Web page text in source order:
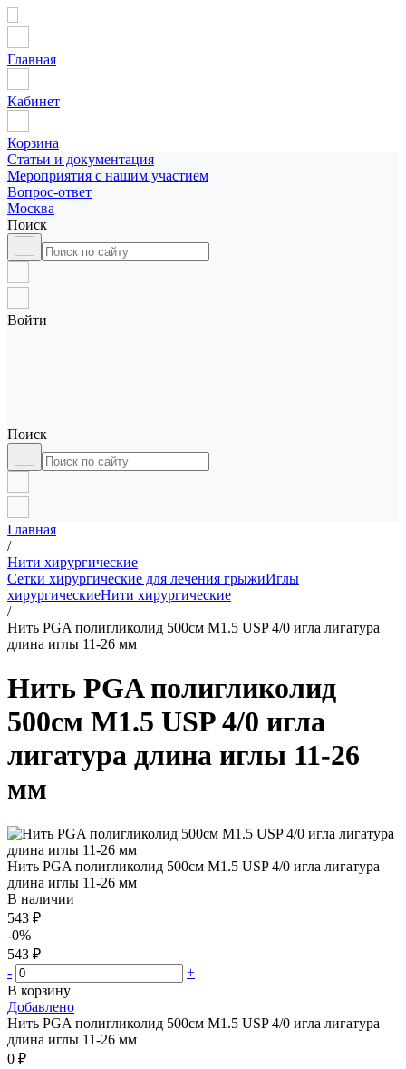
Главная
Кабинет
Корзина
Статьи и документация
Мероприятия с нашим участием
Вопрос-ответ
Москва
Поиск
Войти
Поиск
Главная
/
Нити хирургические
Сетки хирургические для лечения грыжиИглы
хирургическиеНити хирургические
/
Нить PGA полигликолид 500см М1.5 USP 4/0 игла лигатура
длина иглы 11-26 мм
Нить PGA полигликолид
500см М1.5 USP 4/0 игла
лигатура длина иглы 11-26
мм
Нить PGA полигликолид 500см М1.5 USP 4/0 игла лигатура
длина иглы 11-26 мм
В наличии
543 ₽
-0%
543 ₽
-
+
В корзину
Добавлено
Нить PGA полигликолид 500см М1.5 USP 4/0 игла лигатура
длина иглы 11-26 мм
0 ₽